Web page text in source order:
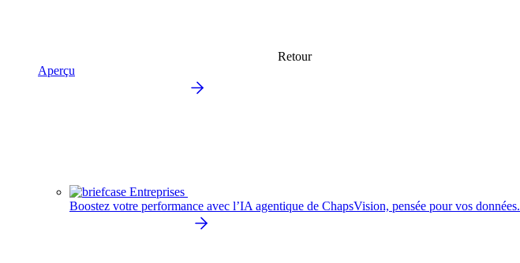
Retour
Aperçu
Entreprises
Boostez votre performance avec l’IA agentique de ChapsVision, pensée pour vos données.